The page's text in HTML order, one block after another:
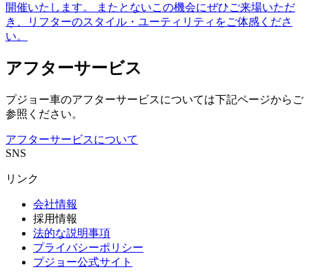
開催いたします。 またとないこの機会にぜひご来場いただ
き、リフターのスタイル・ユーティリティをご体感くださ
い。
アフターサービス
プジョー車のアフターサービスについては下記ページからご
参照ください。
アフターサービスについて
SNS
リンク
会社情報
採用情報
法的な説明事項
プライバシーポリシー
プジョー公式サイト